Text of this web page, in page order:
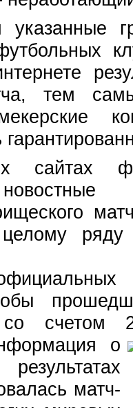
тем
сайтах
ряду
со счетом
о
матч-